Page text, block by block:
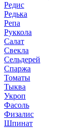
Редис
Редька
Репа
Руккола
Салат
Свекла
Сельдерей
Спаржа
Томаты
Тыква
Укроп
Фасоль
Физалис
Шпинат